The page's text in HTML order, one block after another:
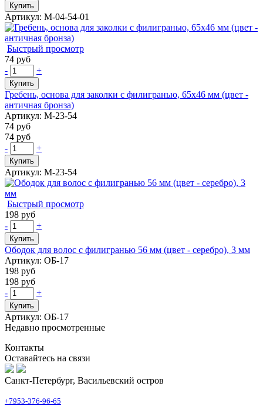
Купить
Артикул: М-04-54-01
Быстрый просмотр
74 руб
-
+
Купить
Гребень, основа для заколки с филигранью, 65х46 мм (цвет -
античная бронза)
Артикул: М-23-54
74 руб
74 руб
-
+
Купить
Артикул: М-23-54
Быстрый просмотр
198 руб
-
+
Купить
Ободок для волос с филигранью 56 мм (цвет - серебро), 3 мм
Артикул: ОБ-17
198 руб
198 руб
-
+
Купить
Артикул: ОБ-17
Недавно просмотренные
Контакты
Оставайтесь на связи
Санкт-Петербург, Васильевский остров
+7953-376-96-65